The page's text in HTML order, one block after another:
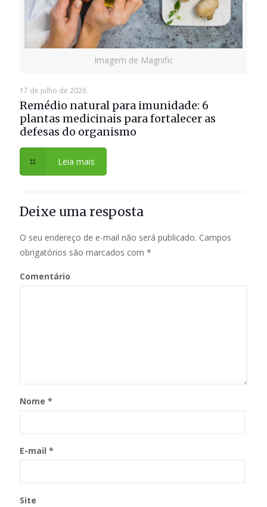
Imagem de Magnific
17 de julho de 2026
Remédio natural para imunidade: 6
plantas medicinais para fortalecer as
defesas do organismo
Leia mais
Deixe uma resposta
O seu endereço de e-mail não será publicado. Campos
obrigatórios são marcados com *
Comentário
Nome *
E-mail *
Site